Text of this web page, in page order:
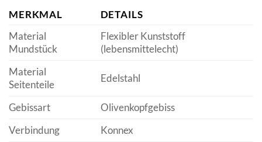
MERKMAL
DETAILS
Material
Mundstück
Flexibler Kunststoff
(lebensmittelecht)
Material
Seitenteile
Edelstahl
Gebissart
Olivenkopfgebiss
Verbindung
Konnex